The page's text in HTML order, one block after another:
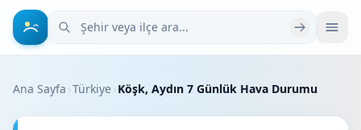
Şehir veya ilçe ara
Ana Sayfa ›Türkiye› Köşk, Aydın 7 Günlük Hava Durumu